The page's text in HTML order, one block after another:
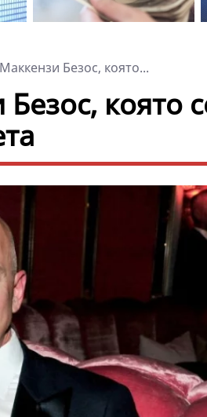
Безос, която...
която